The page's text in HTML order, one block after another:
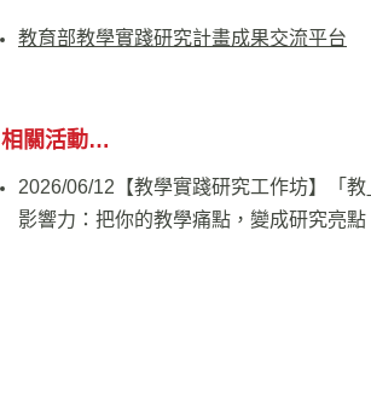
教育部教學實踐研究計畫成果交流平台
相關活動…
2026/06/12【教學實踐研究工作坊】「教
影響力：把你的教學痛點，變成研究亮點